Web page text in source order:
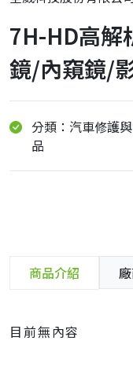
7H-HD高解
鏡/內窺鏡/
分類：汽車修護
品
商品介紹
目前無內容